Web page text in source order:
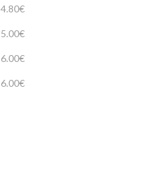
4.80€
5.00€
6.00€
6.00€